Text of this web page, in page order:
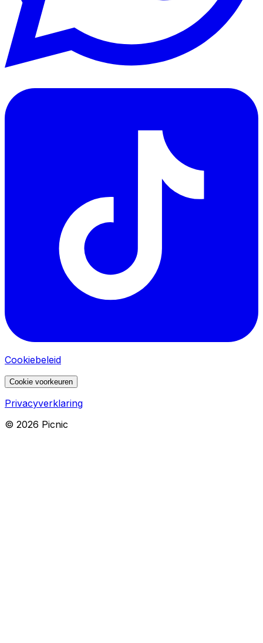
Cookiebeleid
Cookie voorkeuren
Privacyverklaring
© 2026 Picnic